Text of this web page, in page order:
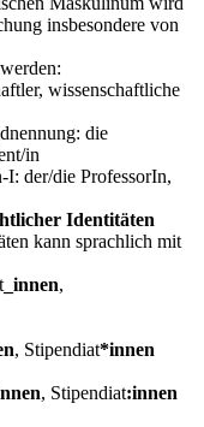
insbesondere von
wissenschaftliche
die
in
der/die ProfessorIn,
Identitäten
kann sprachlich mit
_innen,
, Stipendiat*innen
, Stipendiat:innen